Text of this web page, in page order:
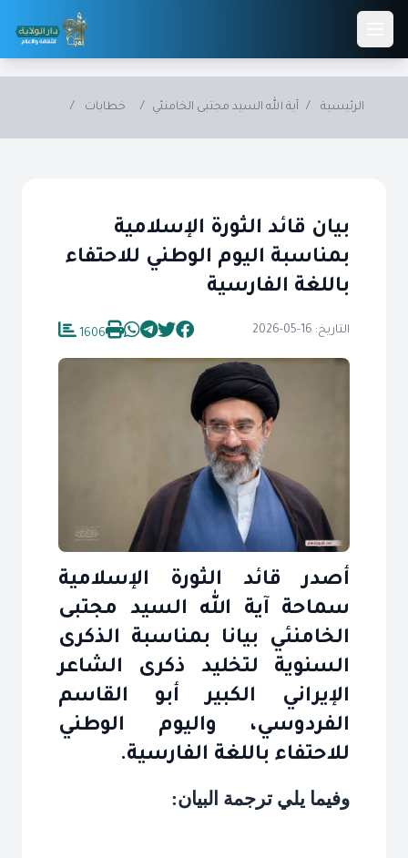
Skip to main content
الرئيسية / آية الله السيد مجتبى الخامنئي / خطابات /
بيان قائد الثورة الإسلامية
بمناسبة اليوم الوطني للاحتفاء
باللغة الفارسية
التاريخ: 16-05-2026 1606
أصدر قائد الثورة الإسلامية
سماحة آية الله السيد مجتبى
الخامنئي بيانا بمناسبة الذكرى
السنوية لتخليد ذكرى الشاعر
الإيراني الكبير أبو القاسم
الفردوسي، واليوم الوطني
للاحتفاء باللغة الفارسية.
وفيما يلي ترجمة البيان: